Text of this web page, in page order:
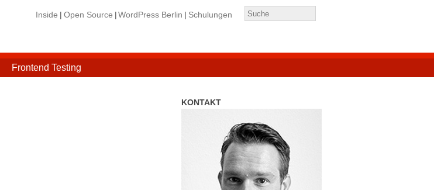
Inside Open Source WordPress Berlin Schulungen
Frontend Testing
KONTAKT